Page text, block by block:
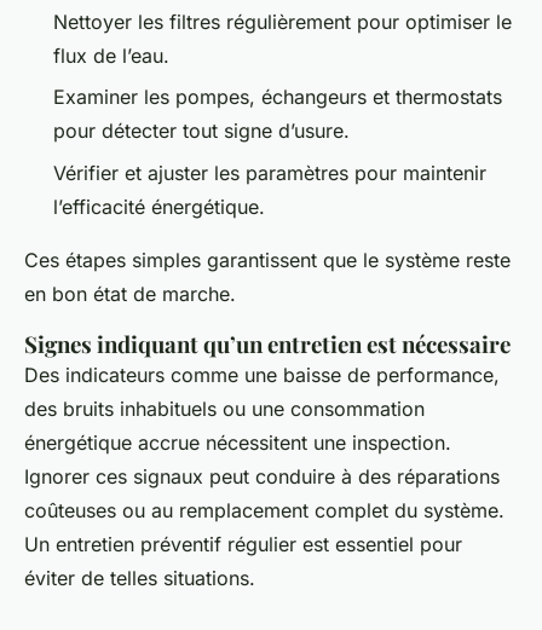
Nettoyer les filtres régulièrement pour optimiser le
flux de l’eau.
Examiner les pompes, échangeurs et thermostats
pour détecter tout signe d’usure.
Vérifier et ajuster les paramètres pour maintenir
l’efficacité énergétique.
Ces étapes simples garantissent que le système reste
en bon état de marche.
Signes indiquant qu’un entretien est nécessaire
Des indicateurs comme une baisse de performance,
des bruits inhabituels ou une consommation
énergétique accrue nécessitent une inspection.
Ignorer ces signaux peut conduire à des réparations
coûteuses ou au remplacement complet du système.
Un entretien préventif régulier est essentiel pour
éviter de telles situations.